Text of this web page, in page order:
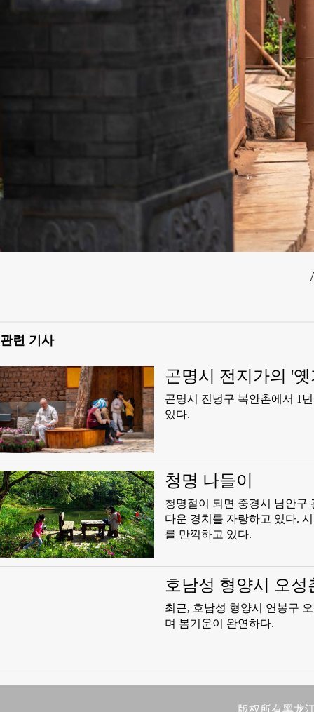
관련 기사
곤명시 전지가의 '
곤명시 진녕구 복안촌에서 1
있다.
청명 나들이
청명절이 되면 중경시 남안구
다운 경치를 자랑하고 있다.
를 만끽하고 있다.
호남성 형양시 오성
최근, 호남성 형양시 연봉구
며 봄기운이 완연하다.